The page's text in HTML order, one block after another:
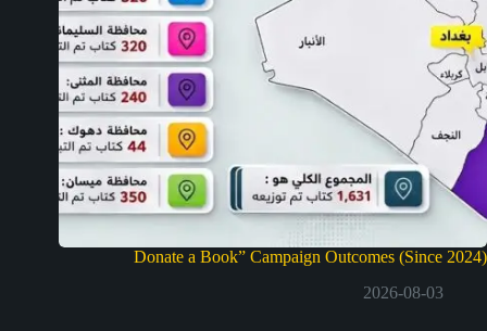
Donate a Book” Campaign Outcomes (Since 2024)
2026-08-03